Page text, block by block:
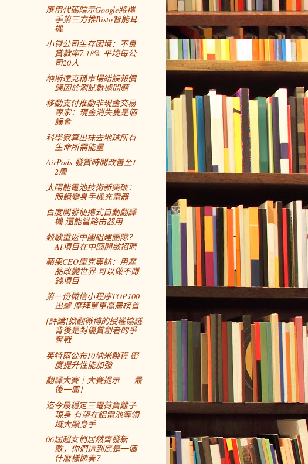
應用代碼暗示Google將攜
手第三方推Bisto智能耳
機
小貸公司生存困境：不良
貸款率7.18% 平均每公
司20人
納斯達克稱市場錯誤報價
歸因於測試數據問題
移動支付推動非現金交易
專家：現金消失隻是個
誤會
科學家算出抹去地球所有
生命所需能量
AirPods 發貨時間改善至1-
2周
太陽能電池技術新突破：
眼鏡變身手機充電器
百度開發便攜式自動翻譯
機 還能當路由器用
穀歌重返中國組建團隊？
AI項目在中國開啟招聘
蘋果CEO庫克專訪：用產
品改變世界 可以做不賺
錢項目
第一份微信小程序TOP100
出爐 摩拜單車高居榜首
[評論]掀翻微博的授權協議
背後是對優質創者的爭
奪戰
英特爾公布10納米製程 密
度提升性能加強
翻譯大賽｜大賽提示——最
後一周！
迄今最穩定三電荷負離子
現身 有望在鋁電池等領
域大顯身手
06屆超女們居然齊發新
歌，你們這到底是一個
什麼樣節奏？